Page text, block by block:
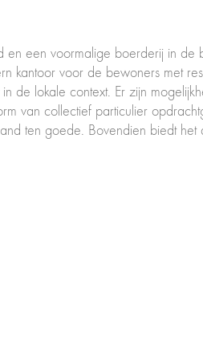
een voormalige boerderij in
kantoor voor de bewoners met
de lokale context. Er zijn
van collectief particulier
ten goede. Bovendien biedt